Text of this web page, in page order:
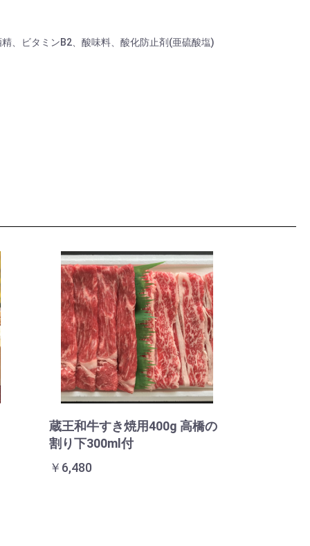
、ビタミンB2、酸味料、酸化防止剤(亜硫酸塩)
蔵王和牛すき焼用400g 高橋の
割り下300ml付
￥6,480